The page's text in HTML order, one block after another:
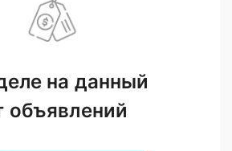
на данный
объявлений